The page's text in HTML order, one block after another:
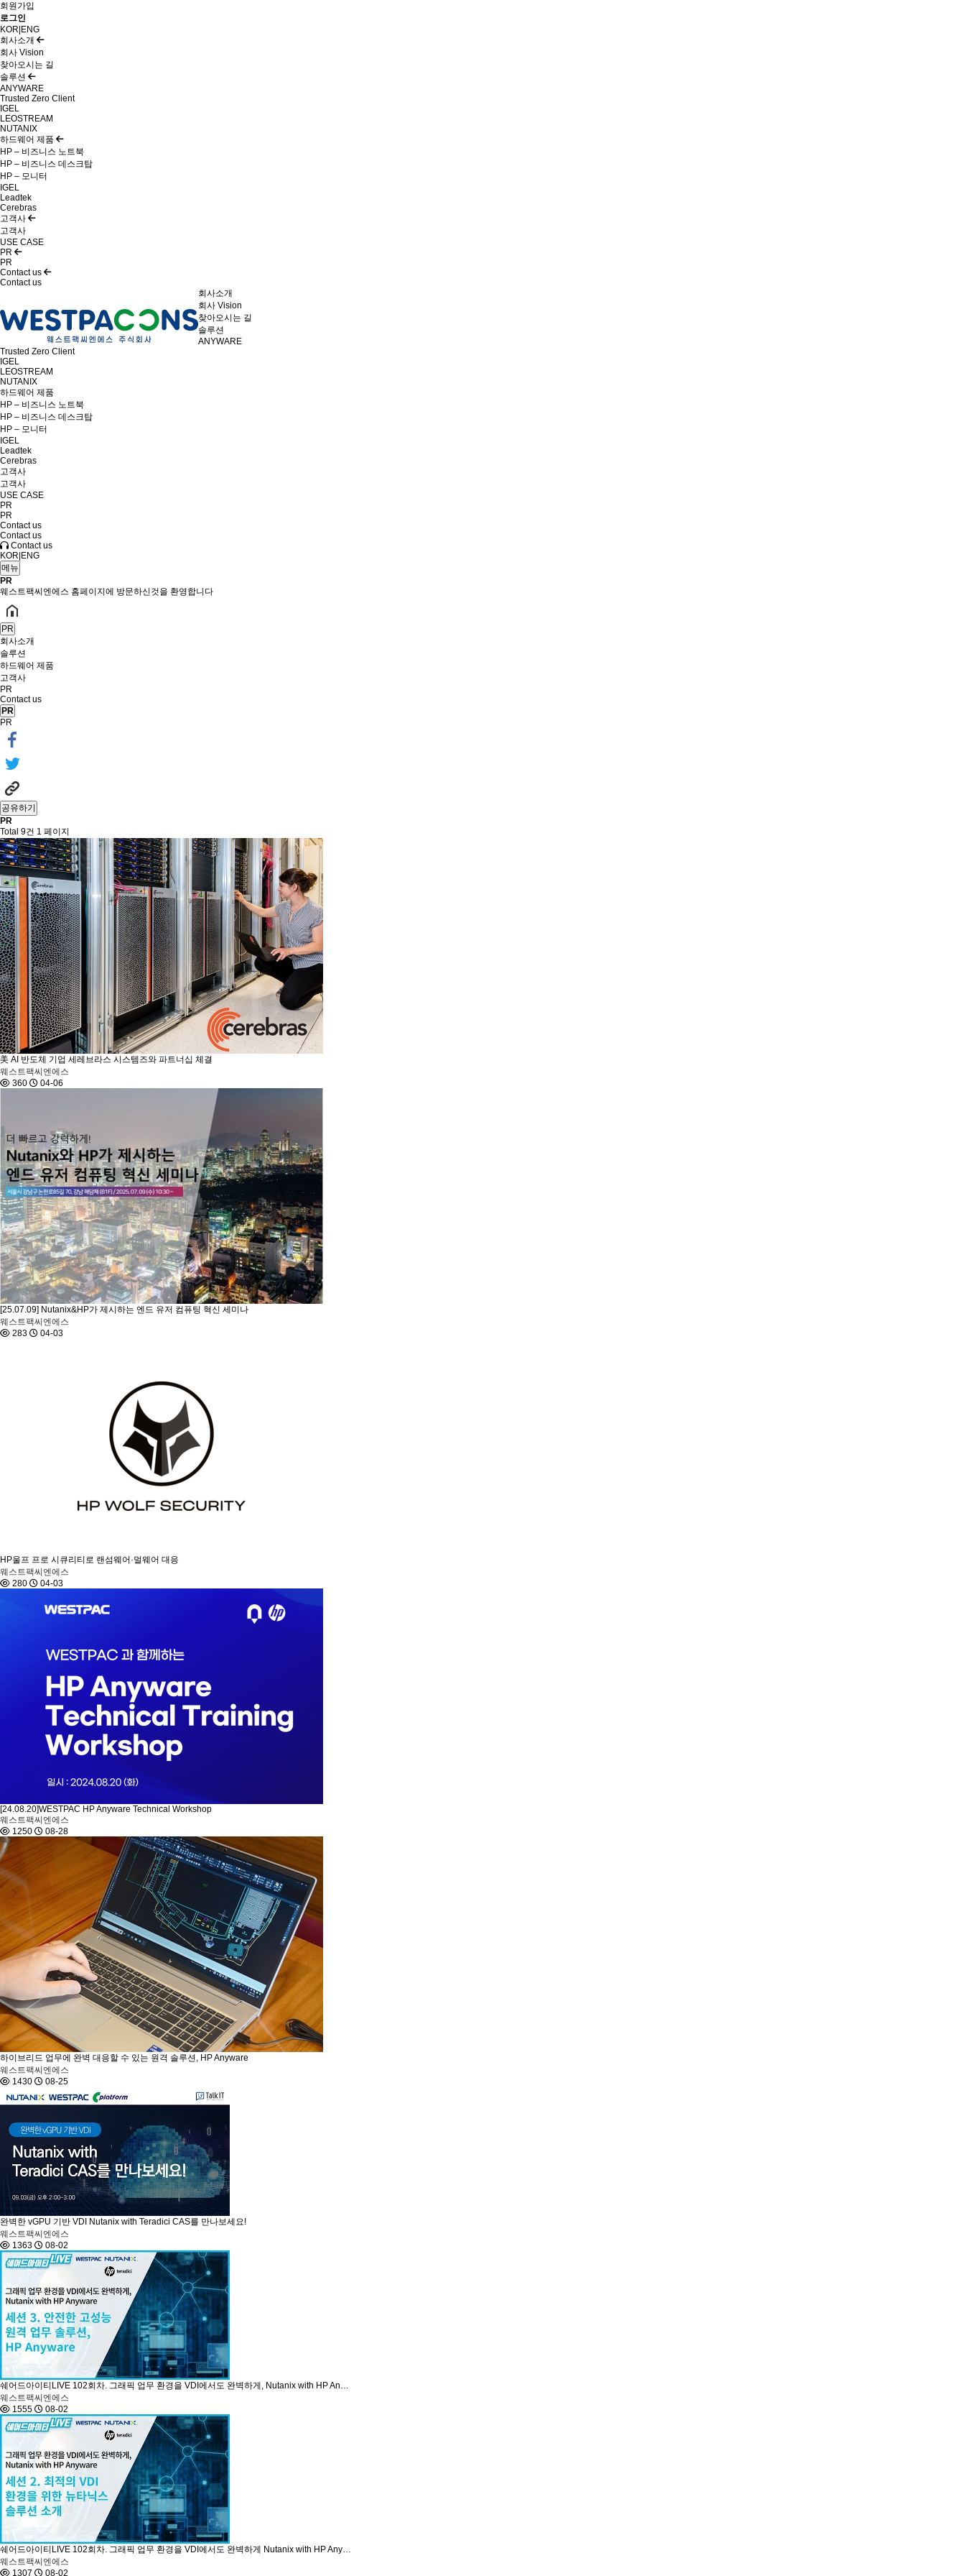
회원가입
로그인
KOR ENG
회사소개
회사 Vision
찾아오시는 길
솔루션
ANYWARE
Trusted Zero Client
IGEL
LEOSTREAM
NUTANIX
하드웨어 제품
HP – 비즈니스 노트북
HP – 비즈니스 데스크탑
HP – 모니터
IGEL
Leadtek
Cerebras
고객사
고객사
USE CASE
PR
PR
Contact us
Contact us
회사소개
회사 Vision
찾아오시는 길
솔루션
ANYWARE
Trusted Zero Client
IGEL
LEOSTREAM
NUTANIX
하드웨어 제품
HP – 비즈니스 노트북
HP – 비즈니스 데스크탑
HP – 모니터
IGEL
Leadtek
Cerebras
고객사
고객사
USE CASE
PR
PR
Contact us
Contact us
Contact us
KOR ENG
메뉴
PR
웨스트팩씨엔에스 홈페이지에 방문하신것을 환영합니다
PR
회사소개
솔루션
하드웨어 제품
고객사
PR
Contact us
PR
PR
공유하기
PR
Total 9건 1 페이지
美 AI 반도체 기업 세레브라스 시스템즈와 파트너십 체결
웨스트팩씨엔에스
360
04-06
[25.07.09] Nutanix&HP가 제시하는 엔드 유저 컴퓨팅 혁신 세미나
웨스트팩씨엔에스
283
04-03
HP울프 프로 시큐리티로 랜섬웨어·멀웨어 대응
웨스트팩씨엔에스
280
04-03
[24.08.20]WESTPAC HP Anyware Technical Workshop
웨스트팩씨엔에스
1250
08-28
하이브리드 업무에 완벽 대응할 수 있는 원격 솔루션, HP Anyware
웨스트팩씨엔에스
1430
08-25
완벽한 vGPU 기반 VDI Nutanix with Teradici CAS를 만나보세요!
웨스트팩씨엔에스
1363
08-02
쉐어드아이티LIVE 102회차. 그래픽 업무 환경을 VDI에서도 완벽하게, Nutanix with HP An…
웨스트팩씨엔에스
1555
08-02
쉐어드아이티LIVE 102회차. 그래픽 업무 환경을 VDI에서도 완벽하게 Nutanix with HP Any…
웨스트팩씨엔에스
1307
08-02